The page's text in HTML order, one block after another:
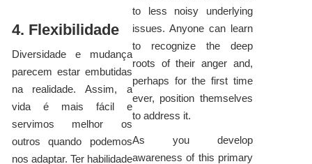
4. Flexibilidade
Diversidade e mudança
parecem estar embutidas
na realidade. Assim, a
vida é mais fácil e
servimos melhor os
outros quando podemos
nos adaptar. Ter habilidade
to less noisy underlying
issues. Anyone can learn
to recognize the deep
roots of their anger and,
perhaps for the first time
ever, position themselves
to address it.
As you develop
awareness of this primary